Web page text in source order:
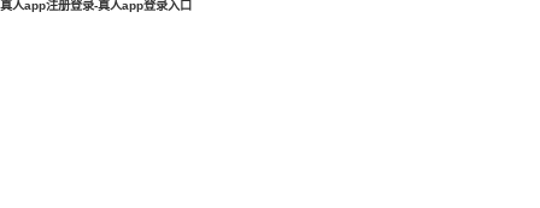
真人app注册登录-真人app登录入口